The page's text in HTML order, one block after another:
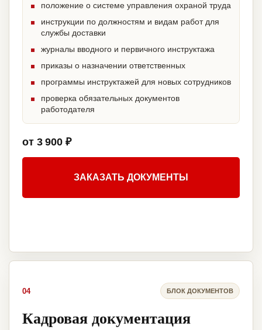
положение о системе управления охраной труда
инструкции по должностям и видам работ для
службы доставки
журналы вводного и первичного инструктажа
приказы о назначении ответственных
программы инструктажей для новых сотрудников
проверка обязательных документов
работодателя
от 3 900 ₽
ЗАКАЗАТЬ ДОКУМЕНТЫ
04 БЛОК ДОКУМЕНТОВ
Кадровая документация